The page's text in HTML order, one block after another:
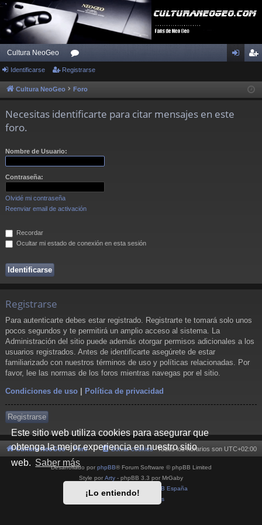
Este sitio web utiliza cookies para asegurar que
obtenga la mejor experiencia en nuestro sitio
web. Saber más
¡Lo entiendo!
Cultura NeoGeo
or
os ist
Identificarse Registrarse
Cultura NeoGeo Foro
Necesitas identificarte para citar mensajes en este
foro.
Nombre de Usuario:
Contraseña:
Olvidé mi contraseña
Reenviar email de activación
Recordar
Ocultar mi estado de conexión en esta sesión
Registrarse
Para autenticarte debes estar registrado. Registrarte te tomará solo unos
pocos segundos y te permitirá un amplio acceso al sistema. La
Administración del sitio puede además otorgar permisos adicionales a los
usuarios registrados. Antes de identificarte asegúrete de estar
familiarizado con nuestros términos de uso y políticas relacionadas. Por
favor, lee las normas de los foros mientras navegas por el sitio.
Condiciones de uso Política de privacidad
Registrarse
Cultura NeoGeo Foro Todos los horarios son UTC+02:00
Borrar cookies
Desarrollado por phpBB® Forum Software © phpBB Limited
Style por Arty - phpBB 3.3 por MrGaby
phpBB España
Condiciones